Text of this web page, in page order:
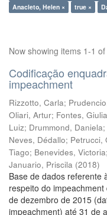
Anacleto, Helen ×
true ×
Now showing items 1-1 of
Codificação
impeachment
Rizzotto, Carla;
Oliari, Artur; Fontes, Giulia
Luiz; Drummond, Daniela;
Neves, Dédallo; Petrucci,
Tiago; Benevides, Victoria;
Januario, Priscila (2018)
Base de dados referente
respeito do
de dezembro de 2015
impeachment) até 31 de